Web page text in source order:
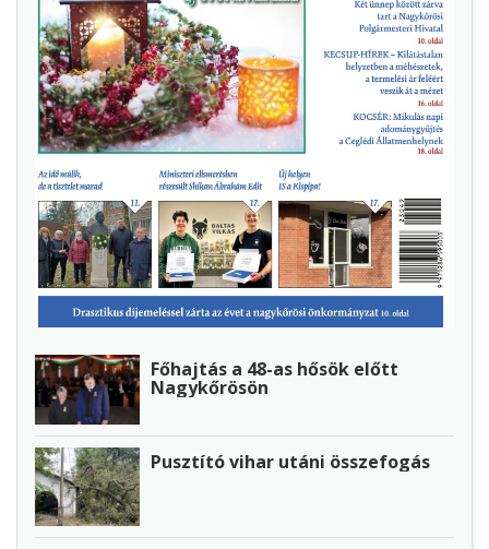
Főhajtás a 48-as hősök előtt
Nagykőrösön
Pusztító vihar utáni összefogás